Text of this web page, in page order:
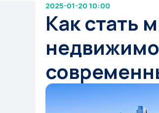
2025-01-20 10:00
Как стать